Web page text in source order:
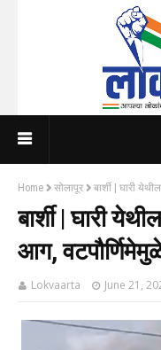
Home सोलापूर बार्शी | घारी
बार्शी | घारी
आग,
Lokvaarta June 21,